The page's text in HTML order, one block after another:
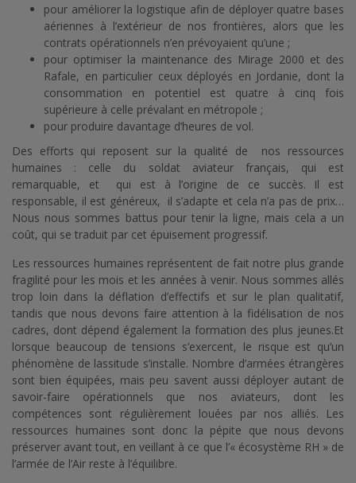
pour améliorer la logistique afin de déployer quatre bases
aériennes à l’extérieur de nos frontières, alors que les
contrats opérationnels n’en prévoyaient qu’une ;
pour optimiser la maintenance des Mirage 2000 et des
Rafale, en particulier ceux déployés en Jordanie, dont la
consommation en potentiel est quatre à cinq fois
supérieure à celle prévalant en métropole ;
pour produire davantage d’heures de vol.
Des efforts qui reposent sur la qualité de nos ressources
humaines : celle du soldat aviateur français, qui est
remarquable, et qui est à l’origine de ce succès. Il est
responsable, il est généreux, il s’adapte et cela n’a pas de prix…
Nous nous sommes battus pour tenir la ligne, mais cela a un
coût, qui se traduit par cet épuisement progressif.
Les ressources humaines représentent de fait notre plus grande
fragilité pour les mois et les années à venir. Nous sommes allés
trop loin dans la déflation d’effectifs et sur le plan qualitatif,
tandis que nous devons faire attention à la fidélisation de nos
cadres, dont dépend également la formation des plus jeunes.Et
lorsque beaucoup de tensions s’exercent, le risque est qu’un
phénomène de lassitude s’installe. Nombre d’armées étrangères
sont bien équipées, mais peu savent aussi déployer autant de
savoir-faire opérationnels que nos aviateurs, dont les
compétences sont régulièrement louées par nos alliés. Les
ressources humaines sont donc la pépite que nous devons
préserver avant tout, en veillant à ce que l’« écosystème RH » de
l’armée de l’Air reste à l’équilibre.